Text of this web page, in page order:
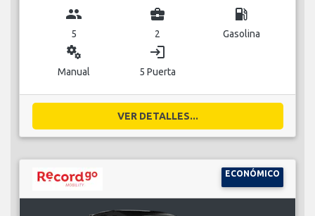
group
5
business_center
2
local_gas_station
Gasolina
miscellaneous_services
Manual
login
5 Puerta
VER DETALLES...
ECONÓMICO